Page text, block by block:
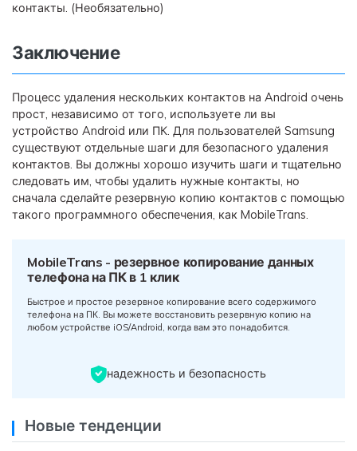
контакты. (Необязательно)
Заключение
Процесс удаления нескольких контактов на Android очень
прост, независимо от того, используете ли вы
устройство Android или ПК. Для пользователей Samsung
существуют отдельные шаги для безопасного удаления
контактов. Вы должны хорошо изучить шаги и тщательно
следовать им, чтобы удалить нужные контакты, но
сначала сделайте резервную копию контактов с помощью
такого программного обеспечения, как MobileTrans.
MobileTrans - резервное копирование данных
телефона на ПК в 1 клик
Быстрое и простое резервное копирование всего содержимого
телефона на ПК. Вы можете восстановить резервную копию на
любом устройстве iOS/Android, когда вам это понадобится.
надежность и безопасность
Новые тенденции